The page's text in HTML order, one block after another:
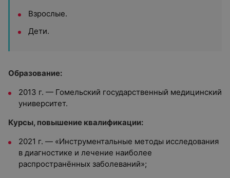
Взрослые.
Дети.
Образование:
2013 г. — Гомельский государственный медицинский
университет.
Курсы, повышение квалификации:
2021 г. — «Инструментальные методы исследования
в диагностике и лечение наиболее
распространённых заболеваний»;